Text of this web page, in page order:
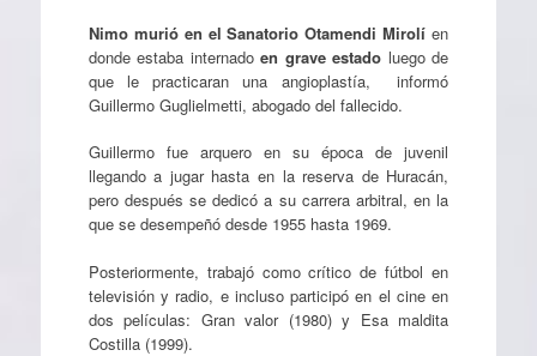
Nimo murió en el Sanatorio Otamendi Mirolí en
donde estaba internadoen grave estado luego de
que le practicaran una angioplastía, informó
Guillermo Guglielmetti, abogado del fallecido.
Guillermo fue arquero en su época de juvenil
llegando a jugar hasta en la reserva de Huracán,
pero después se dedicó a su carrera arbitral, en la
que se desempeñó desde 1955 hasta 1969.
Posteriormente, trabajó como crítico de fútbol en
televisión y radio, e incluso participó en el cine en
dos películas: Gran valor (1980) y Esa maldita
Costilla (1999).